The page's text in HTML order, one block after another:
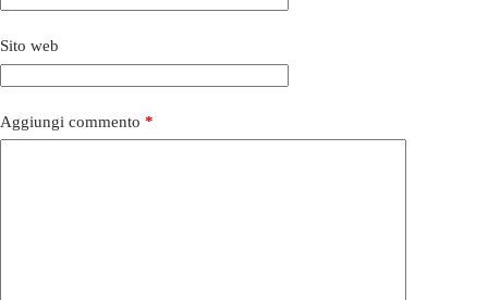
Sito web
Aggiungi commento *